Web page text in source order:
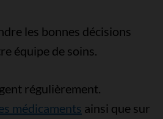
les bonnes décisions
équipe de soins.
régulièrement.
médicaments ainsi que sur